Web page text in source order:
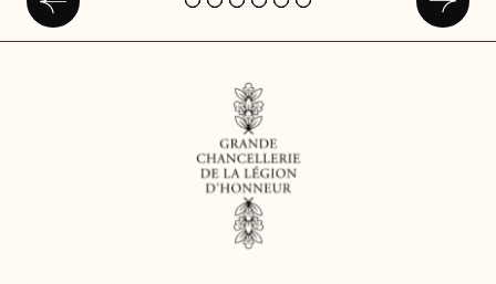
Précédent